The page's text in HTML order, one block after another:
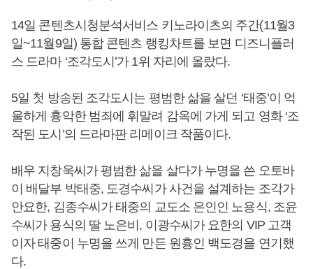
14일 콘텐츠시청분석서비스 키노라이츠의 주간(11월3
일~11월9일) 통합 콘텐츠 랭킹차트를 보면 디즈니플러
스 드라마 ‘조각도시’가 1위 자리에 올랐다.
5일 첫 방송된 조각도시는 평범한 삶을 살던 ‘태중’이 억
울하게 흉악한 범죄에 휘말려 감옥에 가게 되고 영화 ‘조
작된 도시’의 드라마판 리메이크 작품이다.
배우 지창욱씨가 평범한 삶을 살다가 누명을 쓴 오토바
이 배달부 박태중, 도경수씨가 사건을 설계하는 조각가
안요한, 김종수씨가 태중의 교도소 은인인 노용식, 조윤
수씨가 용식의 딸 노은비, 이광수씨가 요한의 VIP 고객
이자 태중이 누명을 쓰게 만든 원흉인 백도경을 연기했
다.